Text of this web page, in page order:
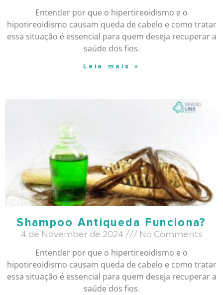
Entender por que o hipertireoidismo e o
hipotireoidismo causam queda de cabelo e como tratar
essa situação é essencial para quem deseja recuperar a
saúde dos fios.
Leia mais »
Shampoo Antiqueda Funciona?
4 de November de 2024 No Comments
Entender por que o hipertireoidismo e o
hipotireoidismo causam queda de cabelo e como tratar
essa situação é essencial para quem deseja recuperar a
saúde dos fios.